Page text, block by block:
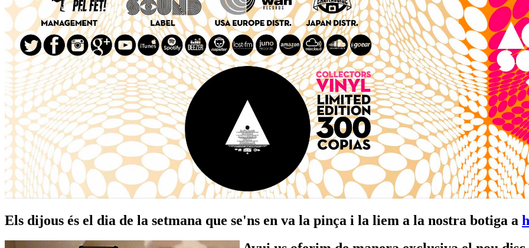
Els dijous és el dia de la setmana que se'ns en va la pinça i la liem a la nostra botiga a